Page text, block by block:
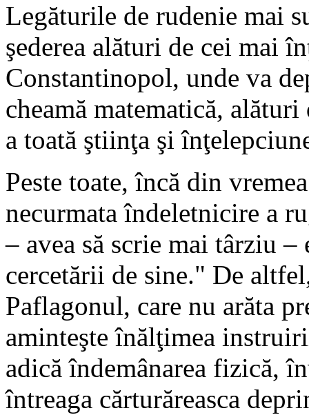
Legăturile de rudenie mai
şederea alături de cei mai
Constantinopol, unde va
cheamă matematică,
a toată ştiinţa şi
Peste toate, încă din
necurmata îndeletnicire a
– avea să scrie mai târziu
cercetării de sine." De
Paflagonul, care nu arăta
aminteşte înălţimea
adică îndemânarea fizică,
întreaga cărturăreasca